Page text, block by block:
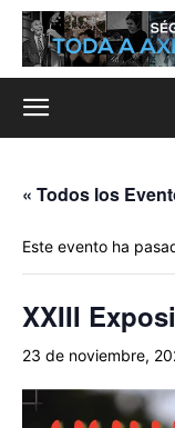
« Todos los
Este evento ha
XXIII
23 de noviembre,